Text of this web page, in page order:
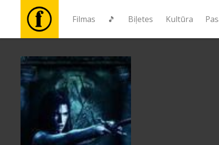
Filmas 🎵 Biļetes Kultūra
🎵
Biļetes
Kultūra